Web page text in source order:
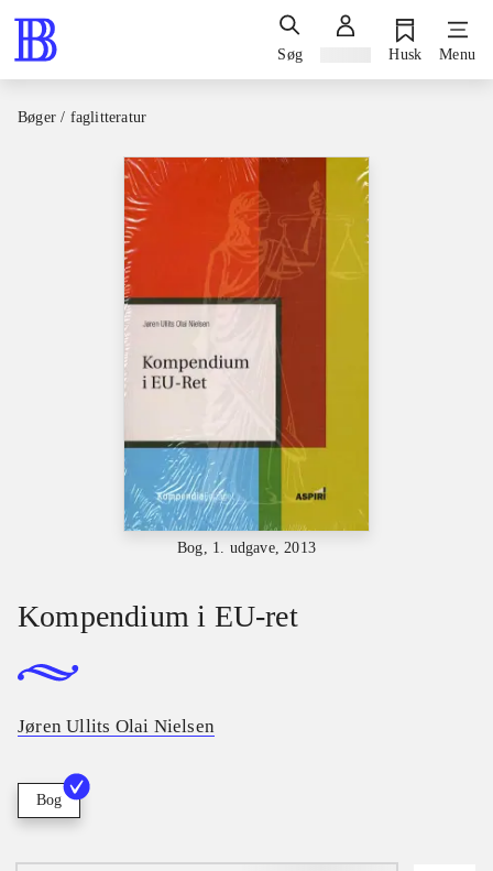
Søg Husk Menu
Bøger / faglitteratur
Bog, 1. udgave, 2013
Kompendium i EU-ret
Jøren Ullits Olai Nielsen
Bog